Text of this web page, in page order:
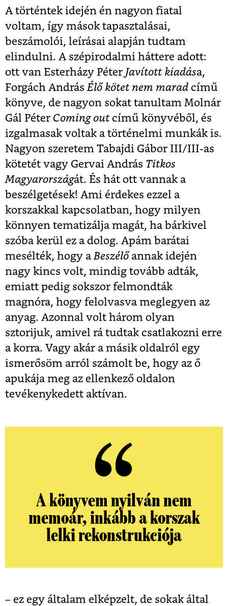
A történtek idején én nagyon fiatal
voltam, így mások tapasztalásai,
beszámolói, leírásai alapján tudtam
elindulni. A szépirodalmi háttere adott:
ott van Esterházy Péter Javított kiadása,
Forgách András Élő kötet nem marad című
könyve, de nagyon sokat tanultam Molnár
Gál Péter Coming outcímű könyvéből, és
izgalmasak voltak a történelmi munkák is.
Nagyon szeretem Tabajdi Gábor III/III-as
kötetét vagy Gervai András Titkos
Magyarországát. És hát ott vannak a
beszélgetések! Ami érdekes ezzel a
korszakkal kapcsolatban, hogy milyen
könnyen tematizálja magát, ha bárkivel
szóba kerül ez a dolog. Apám barátai
mesélték, hogy aBeszélőannak idején
nagy kincs volt, mindig tovább adták,
emiatt pedig sokszor felmondták
magnóra, hogy felolvasva meglegyen az
anyag. Azonnal volt három olyan
sztorijuk, amivel rá tudtak csatlakozni erre
a korra. Vagy akár a másik oldalról egy
ismerősöm arról számolt be, hogy az ő
apukája meg az ellenkező oldalon
tevékenykedett aktívan.
A könyvem nyilván nem
memoár, inkább a korszak
lelki rekonstrukciója
– ez egy általam elképzelt, de sokak által